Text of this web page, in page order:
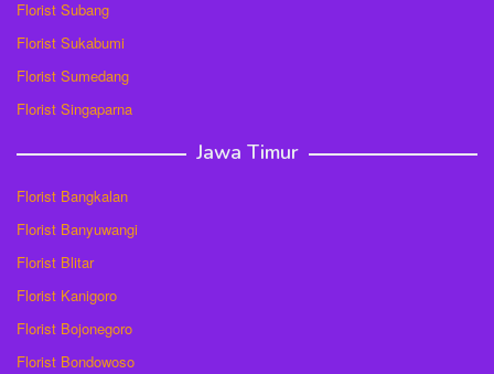
Florist Subang
Florist Sukabumi
Florist Sumedang
Florist Singaparna
Jawa Timur
Florist Bangkalan
Florist Banyuwangi
Florist Blitar
Florist Kanigoro
Florist Bojonegoro
Florist Bondowoso